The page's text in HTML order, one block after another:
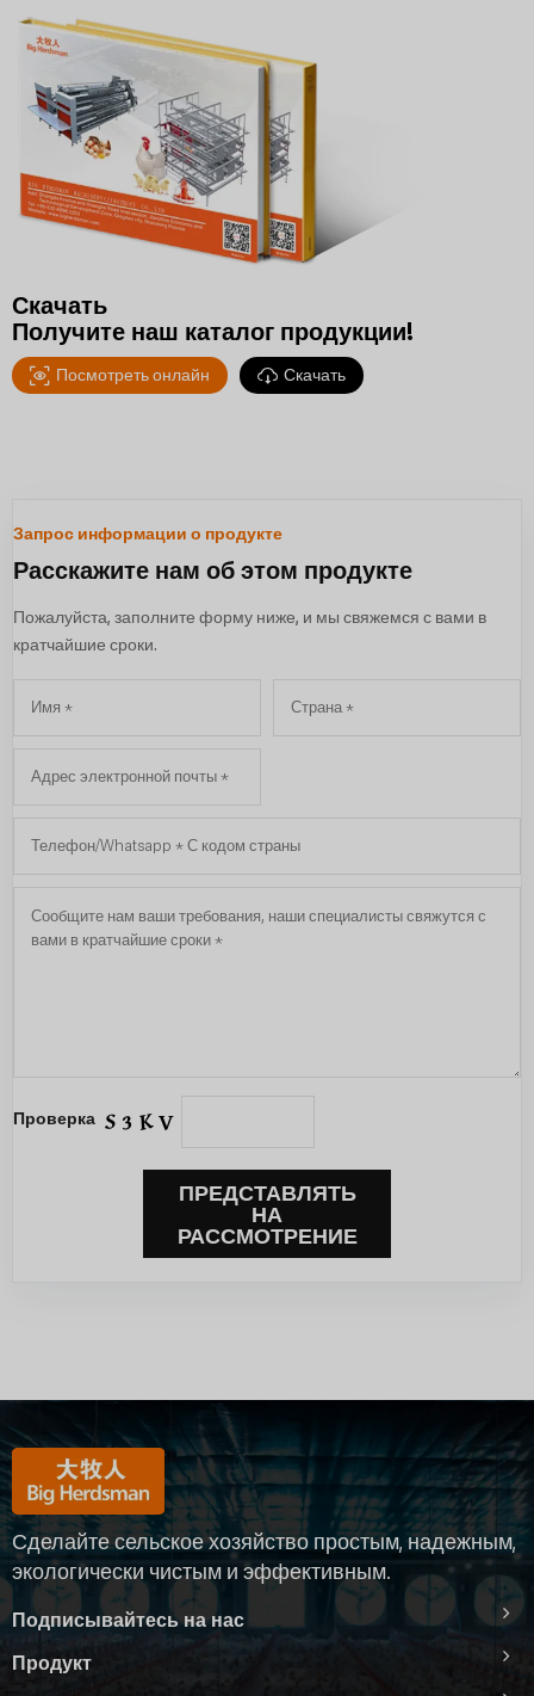
Скачать
Получите наш каталог продукции!
Посмотреть онлайн Скачать
Запрос информации о продукте
Расскажите нам об этом продукте
Пожалуйста, заполните форму ниже, и мы свяжемся с вами в
кратчайшие сроки.
Проверка
ПРЕДСТАВЛЯТЬ
НА
РАССМОТРЕНИЕ
Сделайте сельское хозяйство простым, надежным,
экологически чистым и эффективным.
Подписывайтесь на нас
Продукт